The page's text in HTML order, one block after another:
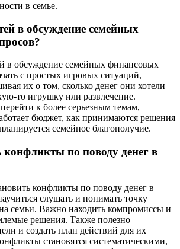
в семье.
в обсуждение семейных
в обсуждение семейных финансовых
с простых игровых ситуаций,
их о том, сколько денег они хотели
то игрушку или развлечение.
к более серьезным темам,
бюджет, как принимаются решения
семейное благополучие.
конфликты по поводу денег в
конфликты по поводу денег в
слушать и понимать точку
семьи. Важно находить компромиссы и
решения. Также полезно
и создать план действий для их
становятся систематическими,